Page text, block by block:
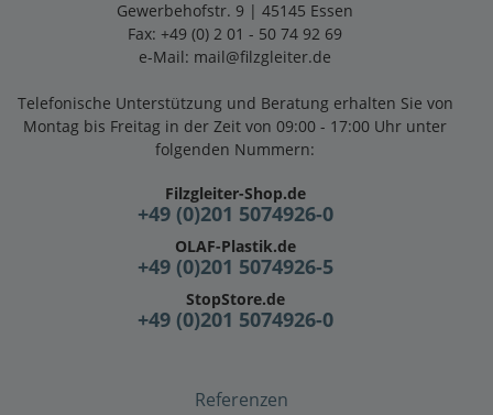
Gewerbehofstr. 9 | 45145 Essen
Fax: +49 (0) 2 01 - 50 74 92 69
e-Mail: mail@filzgleiter.de
Telefonische Unterstützung und Beratung erhalten Sie von
Montag bis Freitag in der Zeit von 09:00 - 17:00 Uhr unter
folgenden Nummern:
Filzgleiter-Shop.de
+49 (0)201 5074926-0
OLAF-Plastik.de
+49 (0)201 5074926-5
StopStore.de
+49 (0)201 5074926-0
Referenzen